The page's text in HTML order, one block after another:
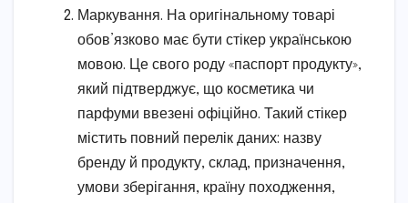
Маркування. На оригінальному товарі
обов’язково має бути стікер українською
мовою. Це свого роду «паспорт продукту»,
який підтверджує, що косметика чи
парфуми ввезені офіційно. Такий стікер
містить повний перелік даних: назву
бренду й продукту, склад, призначення,
умови зберігання, країну походження,